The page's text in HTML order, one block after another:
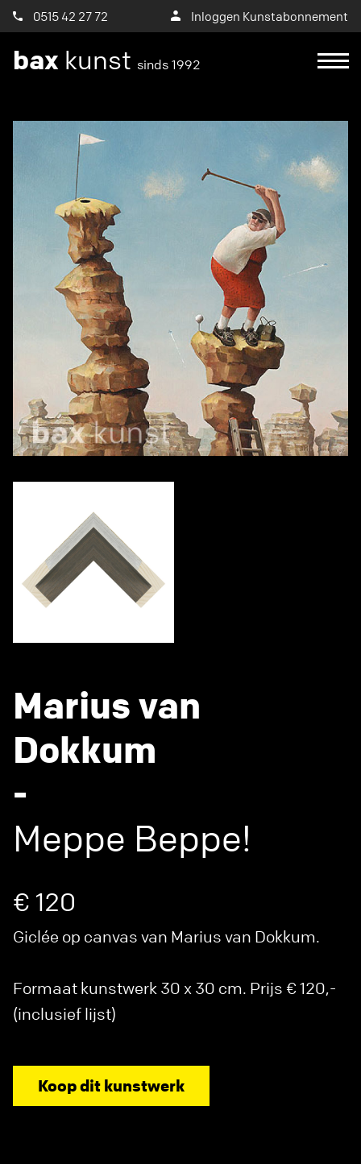
0515 42 27 72 Inloggen Kunstabonnement
bax kunst sinds 1992
Marius van
Dokkum
-
Meppe Beppe!
€ 120
Giclée op canvas van Marius van Dokkum.
Formaat kunstwerk 30 x 30 cm. Prijs € 120,-
(inclusief lijst)
Koop dit kunstwerk